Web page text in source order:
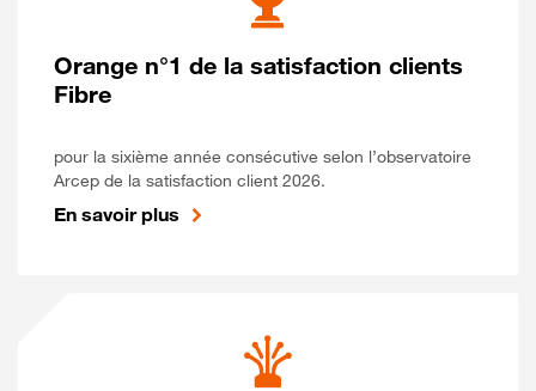
Orange n°1 de la satisfaction clients
Fibre
pour la sixième année consécutive selon l’observatoire
Arcep de la satisfaction client 2026.
En savoir plus